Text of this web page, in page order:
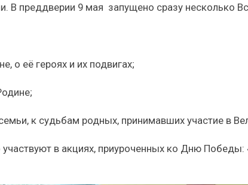
В преддверии 9 мая запущено сразу несколько
о её героях и их подвигах;
к судьбам родных, принимавших участие в
в акциях, приуроченных ко Дню Победы: